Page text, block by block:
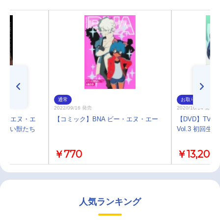
・エヌ・エ
ない獣たち
通常
2022/09/16 発売
【コミック】BNA ビー・エヌ・エー
￥770
お取り寄せ
2020/10/14 発売
【DVD】TV
Vol.3 初回生
￥13,200
人気ランキング